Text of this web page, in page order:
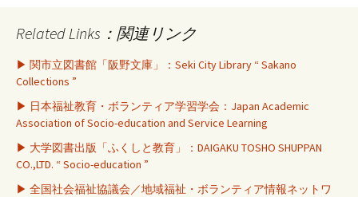
Related Links：関連リンク
▶ 関市立図書館「阪野文庫」：Seki City Library “ Sakano
Collections ”
▶ 日本福祉教育・ボランティア学習学会：Japan Academic
Association of Socio-education and Service Learning
▶ 大学図書出版「ふくしと教育」：DAIGAKU TOSHO SHUPPAN
CO.,LTD. “ Socio-education ”
▶ 全国社会福祉協議会／地域福祉・ボランティア情報ネットワ